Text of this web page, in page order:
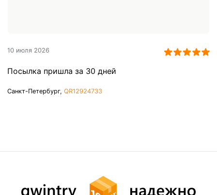
10 июля 2026
Посылка пришла за 30 дней
Санкт-Петербург, QR12924733